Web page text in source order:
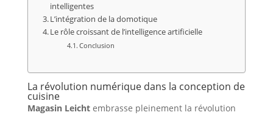
intelligentes
L’intégration de la domotique
Le rôle croissant de l’intelligence artificielle
Conclusion
La révolution numérique dans la conception de
cuisine
Magasin Leicht embrasse pleinement la révolution